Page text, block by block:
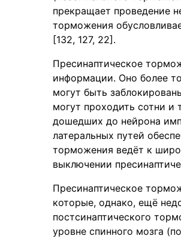
прекращает проведение
торможения
[132, 127, 22].
Пресинаптическое
информации. Оно более
могут быть
могут проходить сотни
дошедших до нейрона
латеральных путей
торможения ведёт к
выключении
Пресинаптическое
которые, однако, ещё
постсинаптического
уровне спинного мозга